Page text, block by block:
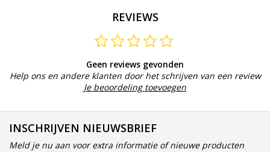
REVIEWS
Geen reviews gevonden
Help ons en andere klanten door het schrijven van een review
Je beoordeling toevoegen
INSCHRIJVEN NIEUWSBRIEF
Meld je nu aan voor extra informatie of nieuwe producten